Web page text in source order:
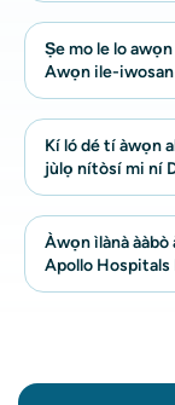
Ṣe mo le lo
Awọn ile-
Kí ló dé tí àwọn
jùlọ nítòsí mi ní
Àwọn ìlànà
Apollo Hospitals